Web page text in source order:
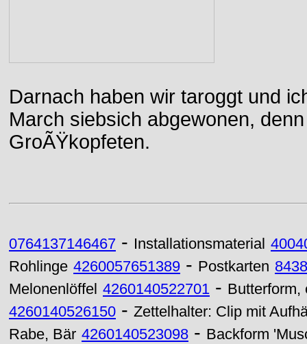
Darnach haben wir taroggt und
March siebsich abgewonen,
GroÃŸkopfeten.
0764137146467 - Installationsmaterial
Rohlinge 4260057651389 - Postkarten
Melonenlöffel 4260140522701 - Butterform,
4260140526150 - Zettelhalter: Clip mit
Rabe, Bär 4260140523098 - Backform